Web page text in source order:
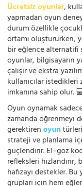
Ücretsiz oyunlar,
yapmadan oyun
durum özellikle
ortamı oluştururken,
bir eğlence alternatifi
oyunlar, bilgisayarın
çalışır ve ekstra
kullanıcılar
imkanına sahip olur.
Oyun oynamak
zamanda öğrenmeyi
gerektirenoyun
strateji ve planlama
güçlendirir. El–göz
refleksleri
hafızayı destekler.